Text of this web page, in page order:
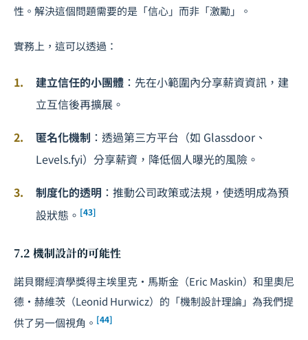
性。解決這個問題需要的是「信心」而非「激勵」。
實務上，這可以透過：
建立信任的小團體 ：先在小範圍內分享薪資資訊，建
立互信後再擴展。
匿名化機制 ：透過第三方平台（如 Glassdoor、
Levels.fyi）分享薪資，降低個人曝光的風險。
制度化的透明 ：推動公司政策或法規，使透明成為預
設狀態。 [43]
7.2 機制設計的可能性
諾貝爾經濟學獎得主埃里克・馬斯金（Eric Maskin）和里奧尼
德・赫維茨（Leonid Hurwicz）的「機制設計理論」為我們提
供了另一個視角。 [44]